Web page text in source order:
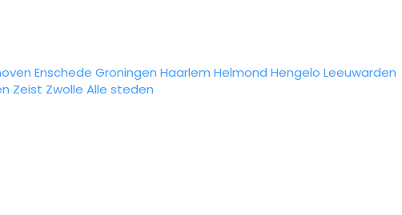
Enschede Groningen Haarlem Helmond Hengelo Leeuwarden
Zeist Zwolle Alle steden